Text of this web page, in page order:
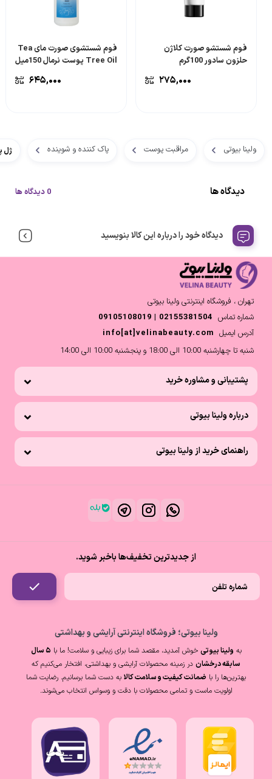
فوم شستشو صورت کلاژن
حلزون سادور 100گرم
۲۷۵,۰۰۰
فوم شستشوی صورت مای Tea
Tree Oil پوست نرمال 150میل
۶۴۵,۰۰۰
ولینا بیوتی مراقبت پوست پاک کننده و شوینده ژل
دیدگاه ها 0 دیدگاه ها
دیدگاه خود را درباره این کالا بنویسید
تهران ، فروشگاه اینترنتی ولینا بیوتی
شماره تماس 02155381504 | 09105108019
آدرس ایمیل info[at]velinabeauty.com
شنبه تا چهارشنبه 10:00 الی 18:00 و پنجشنبه 10:00 الی 14:00
پشتیبانی و مشاوره خرید
درباره ولینا بیوتی
راهنمای خرید از ولینا بیوتی
از جدیدترین تخفیف‌ها باخبر شوید.
ولینا بیوتی؛ فروشگاه اینترنتی آرایشی و بهداشتی
به ولینا بیوتی خوش آمدید، مقصد شما برای زیبایی و سلامت! ما با
۵ سال
سابقه درخشان در زمینه محصولات آرایشی و بهداشتی، افتخار می‌کنیم که
بهترین‌ها را با ضمانت کیفیت و سلامت کالا به دست شما برسانیم. رضایت شما
اولویت ماست و تمامی محصولات با دقت و وسواس انتخاب می‌شوند.